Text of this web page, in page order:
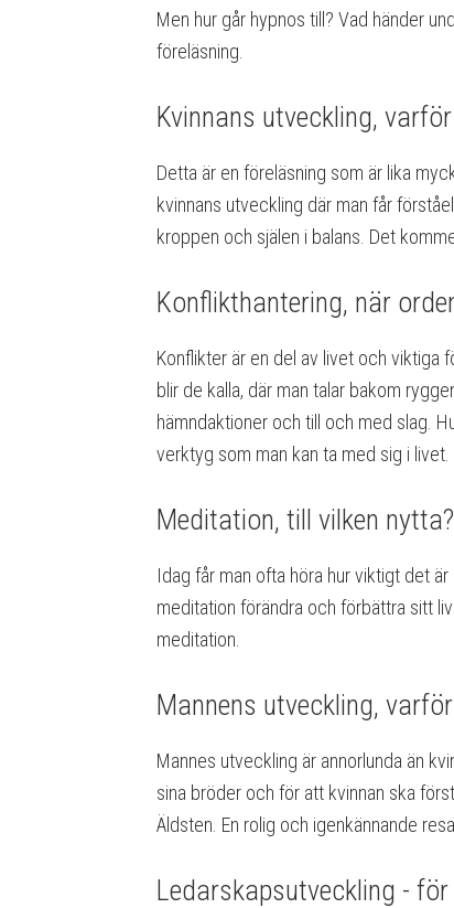
Men hur går hypnos till? Vad händer
föreläsning.
Kvinnans utveckling,
Detta är en föreläsning som är lika
kvinnans utveckling där man får
kroppen och själen i balans. Det
Konflikthantering, när
Konflikter är en del av livet och viktiga
blir de kalla, där man talar bakom
hämndaktioner och till och med slag.
verktyg som man kan ta med sig i livet.
Meditation, till vilken nytta?
Idag får man ofta höra hur viktigt det
meditation förändra och förbättra sitt
meditation.
Mannens utveckling,
Mannes utveckling är annorlunda än
sina bröder och för att kvinnan ska
Äldsten. En rolig och igenkännande
Ledarskapsutveckling -